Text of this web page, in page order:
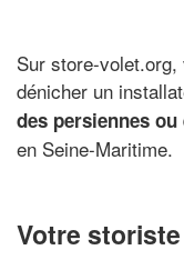
Sur store-
dénicher un
des persiennes
en Seine-Maritime.
Votre